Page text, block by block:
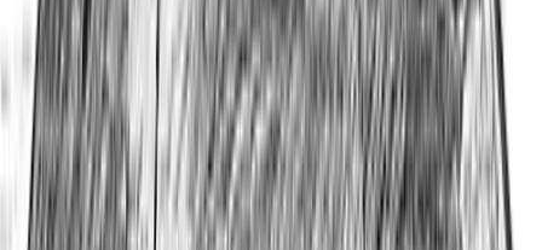
Fragmentos de código